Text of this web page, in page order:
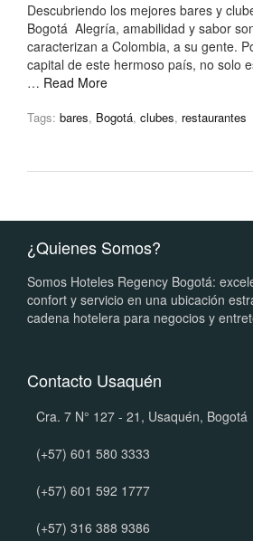
Descubriendo los mejores bares y
Bogotá Alegría, amabilidad y sabor
caracterizan a Colombia, a su gente.
capital de este hermoso país, no solo
… Read More
Tags: bares, Bogotá, clubes, restaurantes
¿Quienes Somos?
Somos Hoteles Regency Bogotá:
confort y servicio en una ubicación
cadena hotelera para negocios y
Contacto Usaquén
Cra. 7 N° 127 - 21, Usaquén, Bogotá
(+57) 601 580 3333
(+57) 601 592 1777
(+57) 316 388 9386